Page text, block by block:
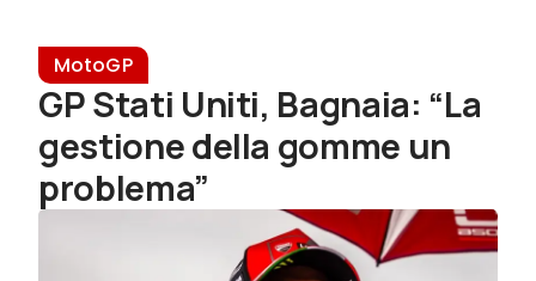
MotoGP
GP Stati Uniti, Bagnaia: “La
gestione della gomme un
problema”